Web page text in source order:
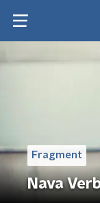
Fragment
Nava